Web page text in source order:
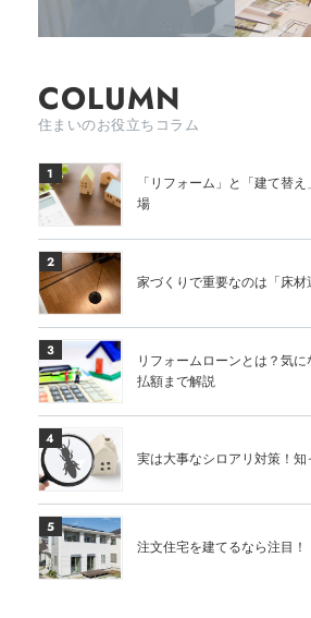
COLUMN
住まいのお役立ちコラム
1
「リフォーム」と「建て替
場
2
家づくりで重要なのは「床材
3
リフォームローンとは？気
払額まで解説
4
実は大事なシロアリ対策！知
5
注文住宅を建てるなら注目！